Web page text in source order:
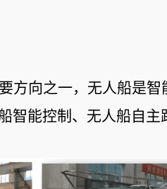
方向之一，无人船是
智能控制、无人船自